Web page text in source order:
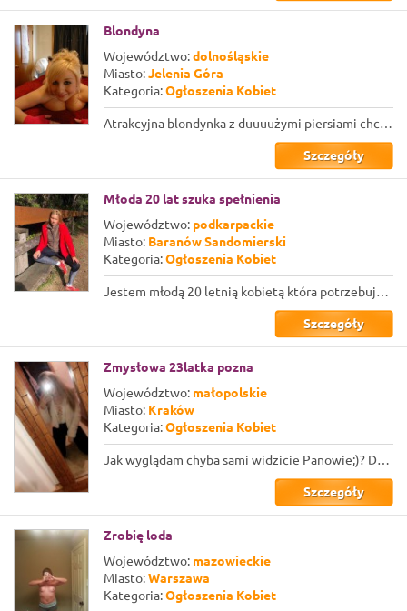
Blondyna
Województwo:dolnośląskie
Miasto:Jelenia Góra
Kategoria:Ogłoszenia Kobiet
Atrakcyjna blondynka z duuuużymi piersiami chce się pochwalić swoim głębokim gar...
Szczegóły
Młoda 20 lat szuka spełnienia
Województwo: podkarpackie
Miasto: Baranów Sandomierski
Kategoria:Ogłoszenia Kobiet
Jestem młodą 20 letnią kobietą która potrzebuje spełnienia. Na co dzień pracuję ...
Szczegóły
Zmysłowa 23latka pozna
Województwo: małopolskie
Miasto: Kraków
Kategoria:Ogłoszenia Kobiet
Jak wyglądam chyba sami widzicie Panowie;)? Domyślacie się zatem że mam swoje oc...
Szczegóły
Zrobię loda
Województwo: mazowieckie
Miasto:Warszawa
Kategoria:Ogłoszenia Kobiet